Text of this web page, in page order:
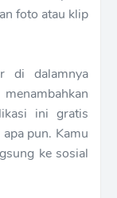
foto atau klip
di dalamnya
ini gratis
pun. Kamu
ke sosial